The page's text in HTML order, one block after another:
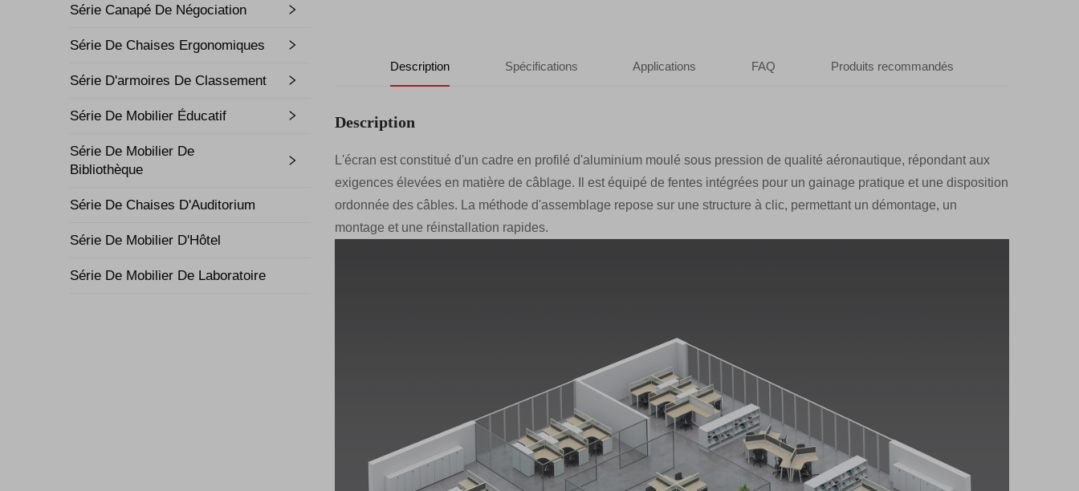
Série Canapé De Négociation
Série De Chaises Ergonomiques
Série D'armoires De Classement
Série De Mobilier Éducatif
Série De Mobilier De
Bibliothèque
Série De Chaises D'Auditorium
Série De Mobilier D'Hôtel
Série De Mobilier De Laboratoire
Description Spécifications Applications FAQ Produits recommandés
Description
L'écran est constitué d'un cadre en profilé d'aluminium moulé sous pression de qualité aéronautique, répondant aux
exigences élevées en matière de câblage. Il est équipé de fentes intégrées pour un gainage pratique et une disposition
ordonnée des câbles. La méthode d'assemblage repose sur une structure à clic, permettant un démontage, un
montage et une réinstallation rapides.